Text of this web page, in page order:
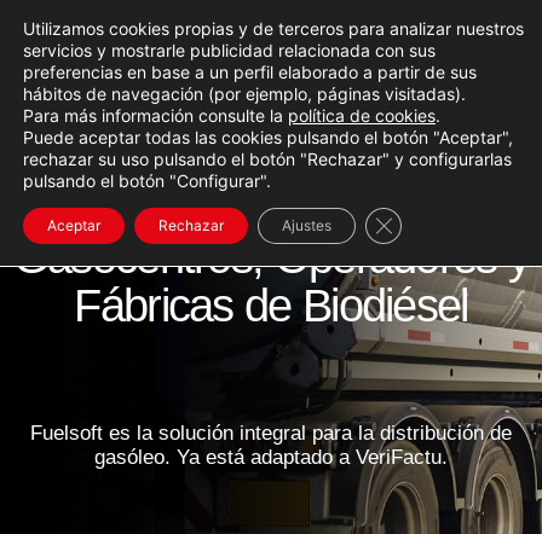
SOP
ORT
E
Fuelsoft
Software de gestión para
Gasocentros, Operadores y
Fábricas de Biodiésel
Fuelsoft es la solución integral para ladistribución de
gasóleo. Ya está adaptado a VeriFactu.
Utilizamos cookies propias y de terceros para analizar nuestros
servicios y mostrarle publicidad relacionada con sus
preferencias en base a un perfil elaborado a partir de sus
hábitos de navegación (por ejemplo, páginas visitadas).
Para más información consulte la política de cookies.
Puede aceptar todas las cookies pulsando el botón "Aceptar",
rechazar su uso pulsando el botón "Rechazar" y configurarlas
pulsando el botón "Configurar".
Aceptar Rechazar Ajustes Cerrar el banner de